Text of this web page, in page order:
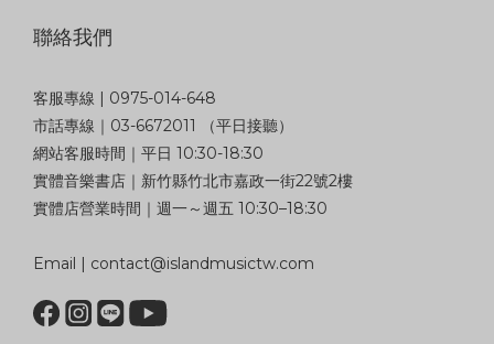
聯絡我們
客服專線 | 0975-014-648
市話專線｜03-6672011 （平日接聽）
網站客服時間｜平日 10:30-18:30
實體音樂書店｜新竹縣竹北市嘉政一街22號2樓
實體店營業時間｜週一～週五 10:30–18:30
Email | contact@islandmusictw.com